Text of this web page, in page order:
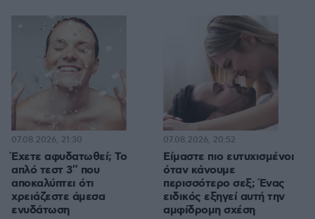
Έχετε αφυδατωθεί; Το
απλό τεστ 3″ που
αποκαλύπτει ότι
χρειάζεστε άμεσα
ενυδάτωση
07.08.2026, 21:30
Είμαστε πιο ευτυχισμένοι
όταν κάνουμε
περισσότερο σεξ; Ένας
ειδικός εξηγεί αυτή την
αμφίδρομη σχέση
07.08.2026, 20:52